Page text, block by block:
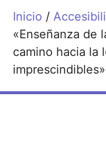
Inicio /
«Enseñanza de
camino hacia la
imprescindibles»